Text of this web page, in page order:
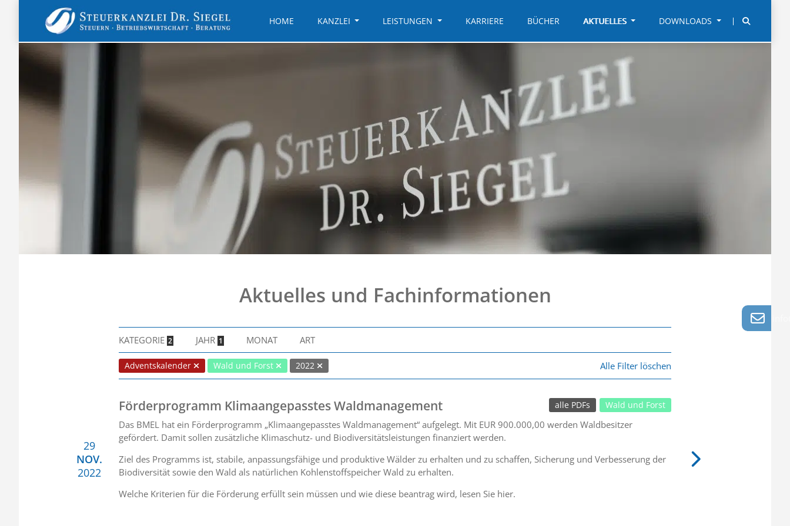
HOME KANZLEI LEISTUNGEN KARRIERE BÜCHER AKTUELLES DOWNLOADS
Aktuelles und Fachinformationen
KATEGORIE 2 JAHR 1 MONAT ART
Adventskalender Wald und Forst 2022 Alle Filter löschen
29
NOV.
2022
Förderprogramm Klimaangepasstes Waldmanagement Wald und Forst
alle PDFs
Das BMEL hat ein Förderprogramm „Klimaangepasstes Waldmanagement“ aufgelegt. Mit EUR 900.000,00 werden Waldbesitzer
gefördert. Damit sollen zusätzliche Klimaschutz- und Biodiversitätsleistungen finanziert werden.
Ziel des Programms ist, stabile, anpassungsfähige und produktive Wälder zu erhalten und zu schaffen, Sicherung und Verbesserung der
Biodiversität sowie den Wald als natürlichen Kohlenstoffspeicher Wald zu erhalten.
Welche Kriterien für die Förderung erfüllt sein müssen und wie diese beantrag wird, lesen Sie hier.